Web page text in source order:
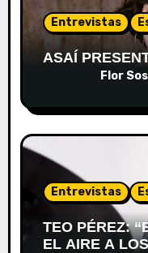
Entrevistas
ASAÍ
Flor
Entrevistas
TEO PÉREZ:
EL AIRE A